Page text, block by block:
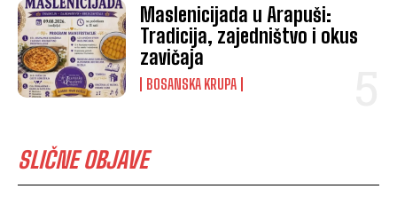
Maslenicijada u Arapuši:
Tradicija, zajedništvo i okus
zavičaja
BOSANSKA KRUPA
SLIČNE OBJAVE